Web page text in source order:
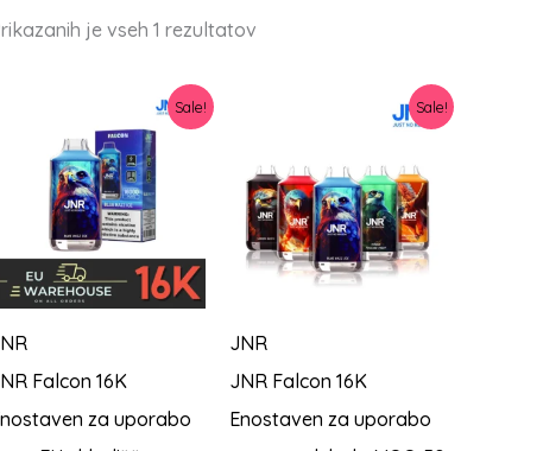
je vseh 1 rezultatovRazvrščeno
Sale!
Falcon 16K
za uporabo
Sale!
JNR
JNR Falcon 16K
Enostaven za uporabo